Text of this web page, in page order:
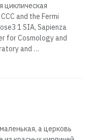
циклическая
and the Fermi
1 SIA, Sapienza
for Cosmology and
and …
а церковь